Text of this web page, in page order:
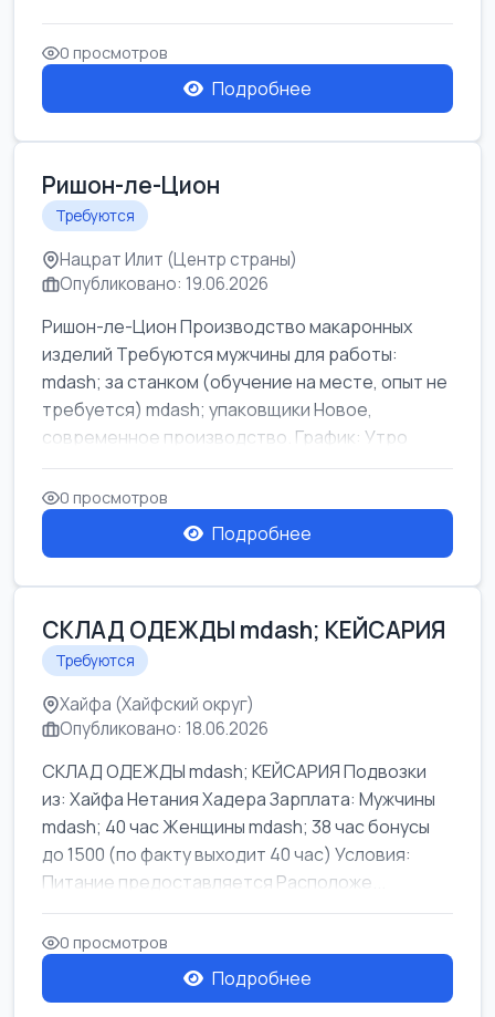
0 просмотров
Подробнее
Ришон-ле-Цион
Требуются
Нацрат Илит (Центр страны)
Опубликовано: 19.06.2026
Ришон-ле-Цион Производство макаронных
изделий Требуются мужчины для работы:
mdash; за станком (обучение на месте, опыт не
требуется) mdash; упаковщики Новое,
современное производство. График: Утро
mda...
0 просмотров
Подробнее
СКЛАД ОДЕЖДЫ mdash; КЕЙСАРИЯ
Требуются
Хайфа (Хайфский округ)
Опубликовано: 18.06.2026
СКЛАД ОДЕЖДЫ mdash; КЕЙСАРИЯ Подвозки
из: Хайфа Нетания Хадера Зарплата: Мужчины
mdash; 40 час Женщины mdash; 38 час бонусы
до 1500 (по факту выходит 40 час) Условия:
Питание предоставляется Расположе...
0 просмотров
Подробнее